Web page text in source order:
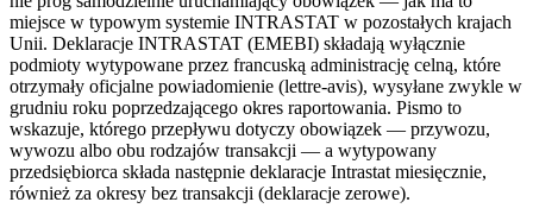
miejsce w typowym systemie INTRASTAT w pozostałych krajach
Unii. Deklaracje INTRASTAT (EMEBI) składają wyłącznie
podmioty wytypowane przez francuską administrację celną, które
otrzymały oficjalne powiadomienie (lettre-avis), wysyłane zwykle w
grudniu roku poprzedzającego okres raportowania. Pismo to
wskazuje, którego przepływu dotyczy obowiązek — przywozu,
wywozu albo obu rodzajów transakcji — a wytypowany
przedsiębiorca składa następnie deklaracje Intrastat miesięcznie,
również za okresy bez transakcji (deklaracje zerowe).